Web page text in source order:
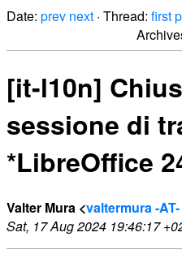
Date: prev next · Thread: first
[it-l10n]
sessione di
*LibreOffice
Valter Mura <valtermura -
Sat, 17 Aug 2024 19:46:17